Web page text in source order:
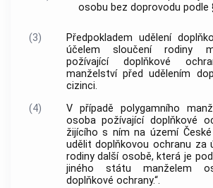
osobu bez doprovodu podle
(3)
Předpokladem udělení
účelem sloučení rodiny
požívající doplňkové
manželství před udělením
cizinci.
(4)
V případě polygamního
osoba požívající doplňkové
žijícího s ním na území České
udělit doplňkovou ochranu za
rodiny další osobě, která je
jiného státu manželem
doplňkové ochrany.“.